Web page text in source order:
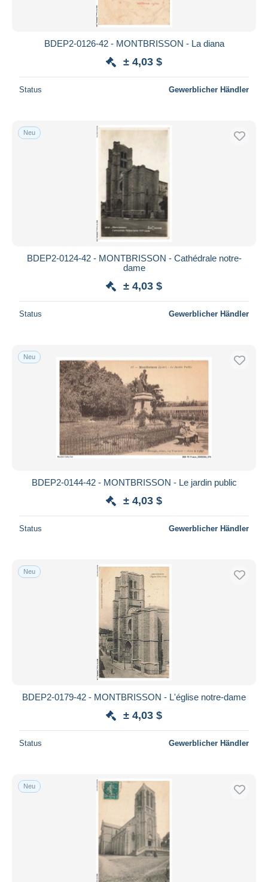
BDEP2-0126-42 - MONTBRISSON - La diana
± 4,03 $
Status Gewerblicher Händler
Neu
BDEP2-0124-42 - MONTBRISSON - Cathédrale notre-
dame
± 4,03 $
Status Gewerblicher Händler
Neu
BDEP2-0144-42 - MONTBRISSON - Le jardin public
± 4,03 $
Status Gewerblicher Händler
Neu
BDEP2-0179-42 - MONTBRISSON - L'église notre-dame
± 4,03 $
Status Gewerblicher Händler
Neu